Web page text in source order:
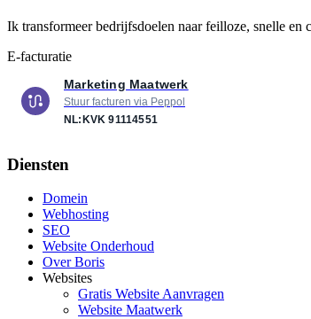
Ik transformeer bedrijfsdoelen naar feilloze, snelle
E-facturatie
Marketing Maatwerk
Stuur facturen via Peppol
NL:KVK 91114551
Diensten
Domein
Webhosting
SEO
Website Onderhoud
Over Boris
Websites
Gratis Website Aanvragen
Website Maatwerk